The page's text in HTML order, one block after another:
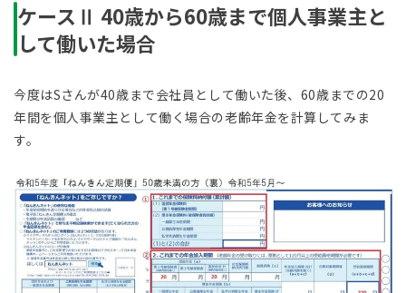
ケースⅡ 40歳から60歳まで個人事業主と
して働いた場合
今度はSさんが40歳まで会社員として働いた後、60歳までの20
年間を個人事業主として働く場合の老齢年金を計算してみま
す。